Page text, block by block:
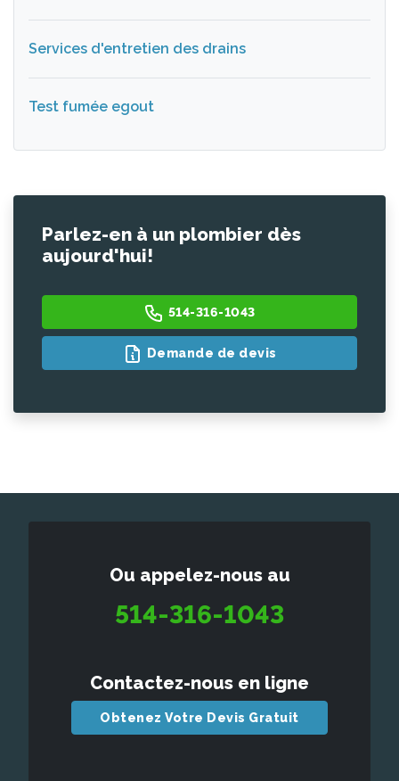
Services d'entretien des drains
Test fumée egout
Parlez-en à un plombier dès
aujourd'hui!
514-316-1043
Demande de devis
Ou appelez-nous au
514-316-1043
Contactez-nous en ligne
Obtenez Votre Devis Gratuit